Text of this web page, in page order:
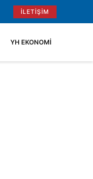
İLETIŞIM
YH EKONOMI